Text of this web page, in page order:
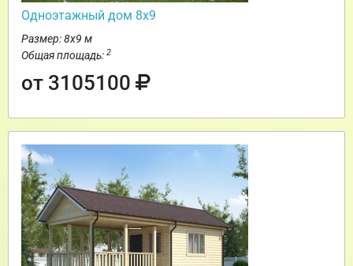
Одноэтажный дом 8х9
Размер: 8х9 м
Общая площадь: 2
от 3105100